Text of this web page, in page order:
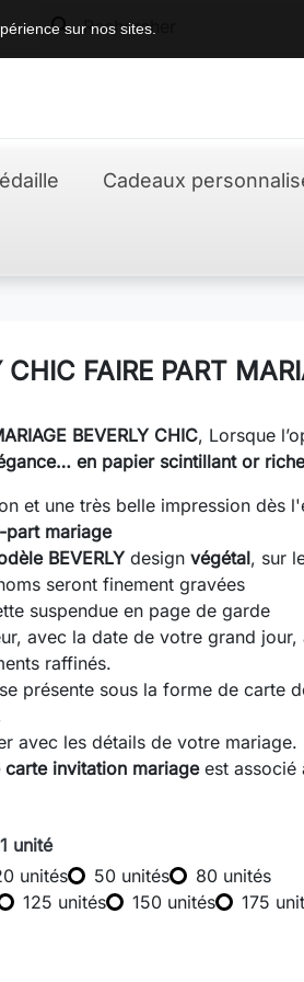
search
Cadeaux
CHIC FAIRE PART
BEVERLY CHIC, Lorsque
en papier scintillant or
et une très belle impression dès
mariage
BEVERLY design végétal, sur
seront finement gravées
suspendue en page de garde
avec la date de votre grand jour,
raffinés.
présente sous la forme de carte
avec les détails de votre mariage.
invitation mariageest associé
unité
unités 50 unités
80 unités
125 unités 150 unités
175
sur nos sites.